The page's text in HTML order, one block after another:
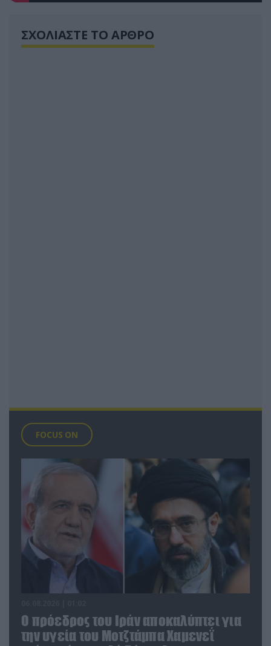
ΣΧΟΛΙΑΣΤΕ ΤΟ ΑΡΘΡΟ
FOCUS ON
Ο πρόεδρος του Ιράν αποκαλύπτει για
την υγεία του Μοτζτάμπα Χαμενεΐ